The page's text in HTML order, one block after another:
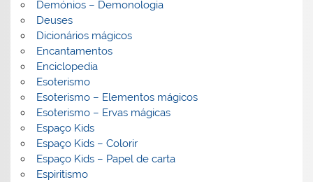
Demónios – Demonologia
Deuses
Dicionários mágicos
Encantamentos
Enciclopedia
Esoterismo
Esoterismo – Elementos mágicos
Esoterismo – Ervas mágicas
Espaço Kids
Espaço Kids – Colorir
Espaço Kids – Papel de carta
Espiritismo